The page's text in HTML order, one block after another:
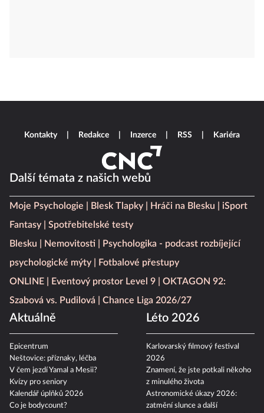
Další témata z našich webů
Moje Psychologie Blesk Tlapky Hráči na Blesku
iSport
Fantasy
Spotřebitelské testy
Blesku
Nemovitosti
Psychologika - podcast rozbíjející
psychologické mýty
Fotbalové přestupy
ONLINE
Eventový prostor Level 9
OKTAGON 92:
Szabová vs. Pudilová
Chance Liga 2026/27
Aktuálně
Epicentrum
Neštovice: příznaky, léčba
V čem jezdí Yamal a Mesii?
Kvízy pro seniory
Kalendář úplňků 2026
Co je bodycount?
Léto 2026
Karlovarský filmový festival
2026
Znamení, že jste potkali někoho
z minulého života
Astronomické úkazy 2026:
zatmění slunce a další
Kontakty Redakce Inzerce RSS Kariéra